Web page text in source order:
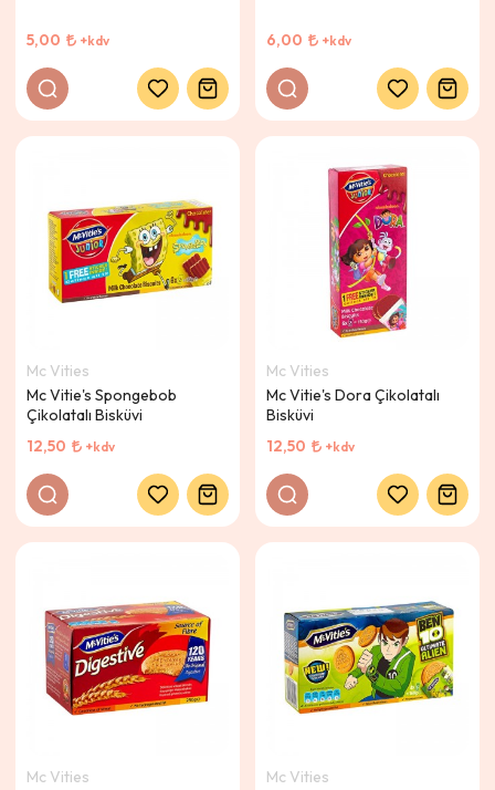
5,00 +kdv 6,00 +kdv
Mc Vities
Mc Vitie's Spongebob
Çikolatalı Bisküvi
12,50
+kdv
Mc Vities
Mc Vitie's Dora Çikolatalı
Bisküvi
12,50
+kdv
Mc Vities
Mc Vities